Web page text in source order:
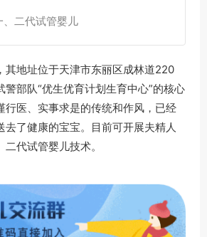
、二代试管婴儿
其地址位于天津市东丽区成林道220
警部队“优生优育计划生育中心”的核心
行医、实事求是的传统和作风，已经
去了健康的宝宝。目前可开展夫精人
代试管婴儿技术。